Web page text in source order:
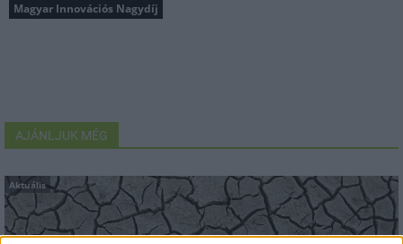
Magyar Innovációs Nagydíj
AJÁNLJUK MÉG
Aktuális